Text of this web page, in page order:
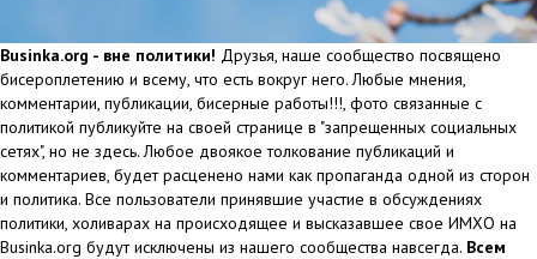
Businka.org - вне политики! Друзья, наше сообщество посвящено
бисероплетению и всему, что есть вокруг него. Любые мнения,
комментарии, публикации, бисерные работы!!!, фото связанные с
политикой публикуйте на своей странице в "запрещенных социальных
сетях", но не здесь. Любое двоякое толкование публикаций и
комментариев, будет расценено нами как пропаганда одной из сторон
и политика. Все пользователи принявшие участие в обсуждениях
политики, холиварах на происходящее и высказавшее свое ИМХО на
Businka.org будут исключены из нашего сообщества навсегда. Всем